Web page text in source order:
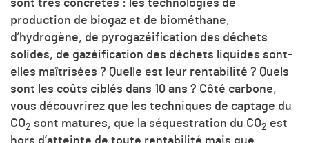
sont très concrètes : les technologies de
production de biogaz et de biométhane,
d’hydrogène, de pyrogazéification des déchets
solides, de gazéification des déchets liquides sont-
elles maîtrisées ? Quelle est leur rentabilité ? Quels
sont les coûts ciblés dans 10 ans ? Côté carbone,
vous découvrirez que les techniques de captage du
CO2 sont matures, que la séquestration du CO2 est